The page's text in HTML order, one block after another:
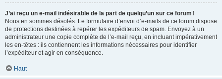
J’ai reçu un e-mail indésirable de la part de quelqu’un sur ce forum !
Nous en sommes désolés. Le formulaire d’envoi d’e-mails de ce forum dispose
de protections destinées à repérer les expéditeurs de spam. Envoyez à un
administrateur une copie complète de l’e-mail reçu, en incluant impérativement
les en-têtes : ils contiennent les informations nécessaires pour identifier
l’expéditeur et agir en conséquence.
Haut